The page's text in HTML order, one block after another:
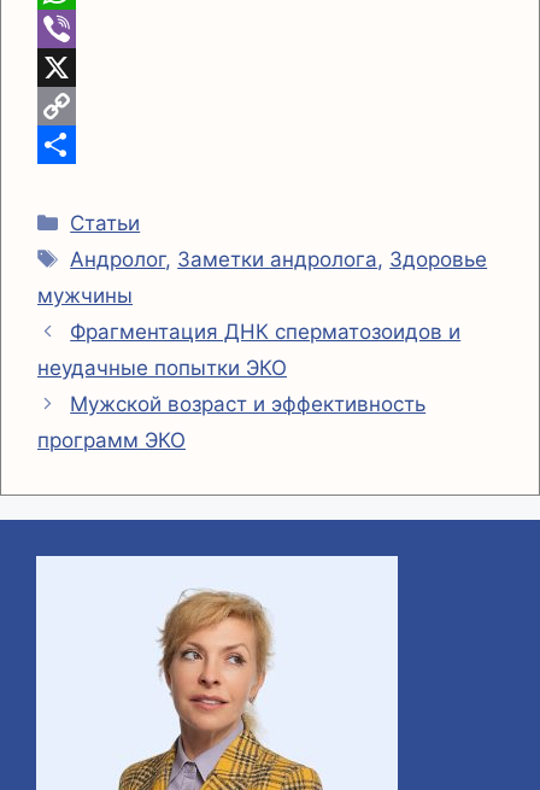
a
e
e
g
a
m
W
h
a
A
p
p
V
b
r
X
C
p
y
L
n
k
т
п
р
а
в
и
т
ь
Рубрики
Статьи
Метки
Андролог, Заметки андролога, Здоровье
мужчины
Фрагментация ДНК сперматозоидов и
неудачные попытки ЭКО
Мужской возраст и эффективность
программ ЭКО